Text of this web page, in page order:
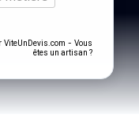
ViteUnDevis.com - Vous
êtes un artisan ?